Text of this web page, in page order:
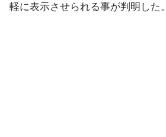
軽に表示させられる事が判明した。